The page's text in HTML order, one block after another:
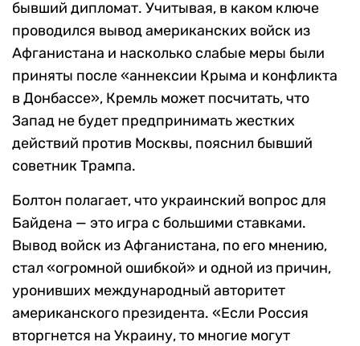
бывший дипломат. Учитывая, в каком ключе
проводился вывод американских войск из
Афганистана и насколько слабые меры были
приняты после «аннексии Крыма и конфликта
в Донбассе», Кремль может посчитать, что
Запад не будет предпринимать жестких
действий против Москвы, пояснил бывший
советник Трампа.
Болтон полагает, что украинский вопрос для
Байдена — это игра с большими ставками.
Вывод войск из Афганистана, по его мнению,
стал «огромной ошибкой» и одной из причин,
уронивших международный авторитет
американского президента. «Если Россия
вторгнется на Украину, то многие могут